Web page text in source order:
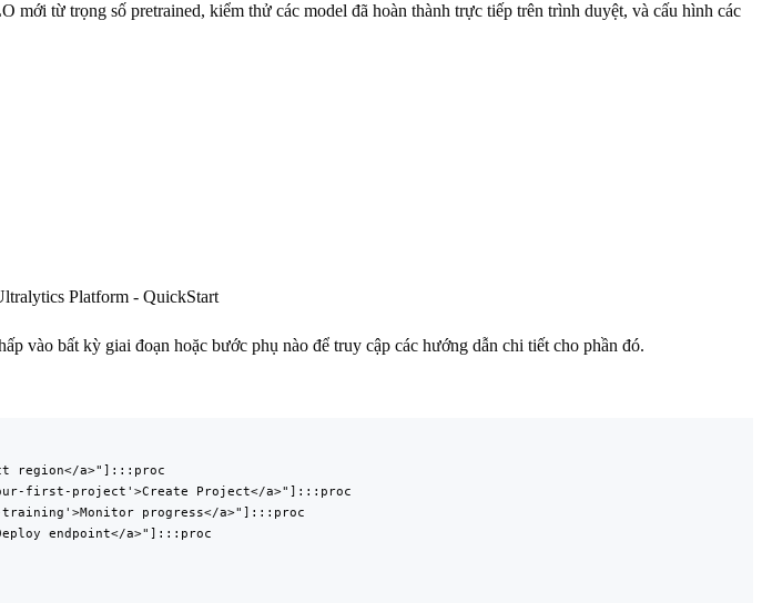
từ trọng số pretrained, kiểm thử các model đã hoàn thành trực tiếp trên trình duyệt, và cấu hình các
Platform - QuickStart
vào bất kỳ giai đoạn hoặc bước phụ nào để truy cập các hướng dẫn chi tiết cho phần đó.
region</a>"]:::proc
first-project'>Create Project</a>"]:::proc
progress</a>"]:::proc
endpoint</a>"]:::proc